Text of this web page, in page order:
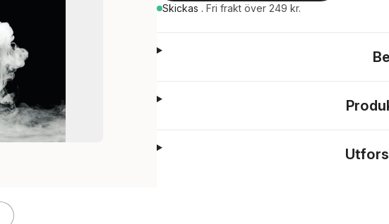
Skickas . Fri frakt över 249 kr.